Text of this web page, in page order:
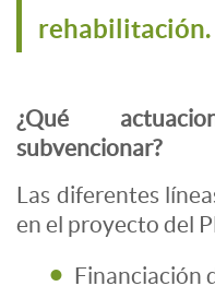
rehabilitación.
¿Qué
subvencionar?
Las diferentes
en el proyecto del
Financiación